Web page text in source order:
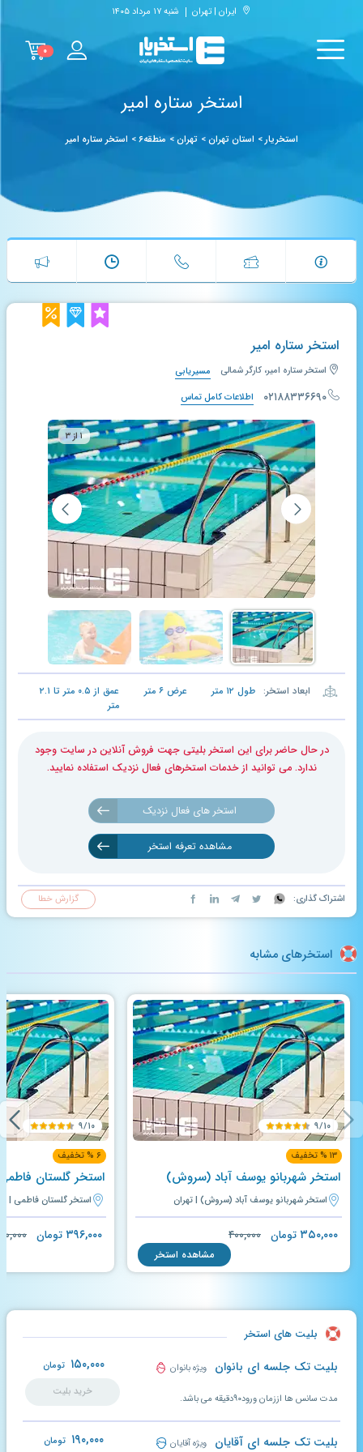
ایران | تهران شنبه ۱۷ مرداد ۱۴۰۵
۰
استخر ستاره امیر
استخریار> استان تهران> تهران> منطقه۶ > استخر ستاره امیر
استخر ستاره امیر
استخر ستاره امیر، کارگر شمالی مسیریابی
۰۲۱۸۸۳۳۶۶۹۰ اطلاعات کامل تماس
۱ از ۳
ابعاد استخر: طول ۱۲ متر عرض۶ متر عمق از ۰.۵ متر تا ۲.۱
متر
در حال حاضر برای این استخر بلیتی جهت فروش آنلاین در سایت وجود
ندارد. می توانید از خدمات استخرهای فعال نزدیک استفاده نمایید.
استخر های فعال نزدیک
مشاهده تعرفه استخر
اشتراک گذاری: گزارش خطا
استخرهای مشابه
۹/۱۰
۱۳ % تخفیف
استخر شهربانو یوسف آباد (سروش)
استخر شهربانو یوسف آباد (سروش) | تهران
۳۵۰,۰۰۰تومان ۴۰۰,۰۰۰
مشاهده استخر
۹/۱۰
۶ % تخفیف
استخر گلستان
استخر گلستان فاطمی |
۳۹۶,۰۰۰تومان
بلیت های استخر
بلیت تک جلسه ای بانوان ویژه بانوان ۱۵۰,۰۰۰ تومان
خرید بلیت
مدت سانس ها اززمان ورود۹۰دقیقه می باشد.
بلیت تک جلسه ای آقایان ویژه آقایان ۱۹۰,۰۰۰ تومان